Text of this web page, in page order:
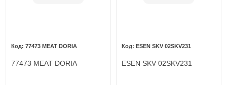
77473 MEAT DORIA
77473 MEAT DORIA
ESEN SKV 02SKV231
ESEN SKV 02SKV231